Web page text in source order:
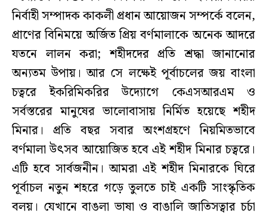
নির্বাহী সম্পাদক কাকলী প্রধান আয়োজন সম্পর্কে বলেন,
প্রাণের বিনিময়ে অর্জিত প্রিয় বর্ণমালাকে অনেক আদরে
যতনে লালন করা; শহীদদের প্রতি শ্রদ্ধা জানানোর
অন্যতম উপায়। আর সে লক্ষেই পূর্বাচলের জয় বাংলা
চত্বরে ইকরিমিকরির উদ্যোগে কেএসআরএম ও
সর্বস্তরের মানুষের ভালোবাসায় নির্মিত হয়েছে শহীদ
মিনার। প্রতি বছর সবার অংশগ্রহণে নিয়মিতভাবে
বর্ণমালা উৎসব আয়োজিত হবে এই শহীদ মিনার চত্বরে।
এটি হবে সার্বজনীন। আমরা এই শহীদ মিনারকে ঘিরে
পূর্বাচল নতুন শহরে গড়ে তুলতে চাই একটি সাংস্কৃতিক
বলয়। যেখানে বাঙলা ভাষা ও বাঙালি জাতিসত্বার চর্চা